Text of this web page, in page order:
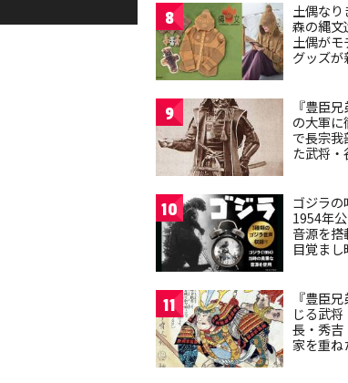
8
土偶な
森の縄文
土偶が
グッズが
9
『豊臣
の大軍に
で長宗我
た武将
10
ゴジラ
1954年
音源を
目覚ま
11
『豊臣
じる武
長・秀吉
家を重ね